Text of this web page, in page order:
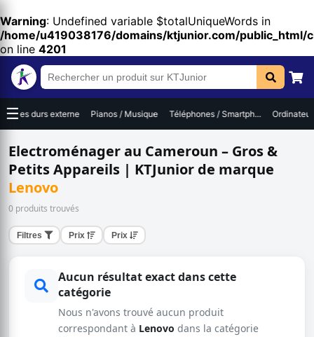
Warning: Undefined variable $totalUniqueWords in
/home/u419038176/domains/ktjunior.com/public_html/
on line 4201
☰ durs externe Pianos / Musique Téléphones / Smartph...
Electroménager au Cameroun – Gros &
Petits Appareils | KTJunior de marque
Lenovo
0 produits trouvés
Filtres Prix Prix
Aucun résultat exact dans cette
catégorie
Nous n'avons trouvé aucun produit
correspondant à Lenovo dans la catégorie